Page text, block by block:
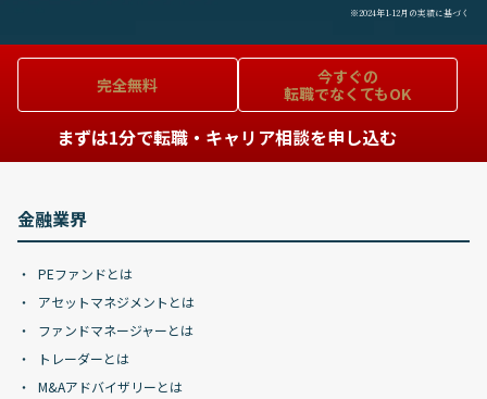
※2024年1-12月の実績に基づく
完全無料
今すぐの
転職でなくてもOK
まずは1分で転職・キャリア相談を申し込む
金融業界
PEファンドとは
アセットマネジメントとは
ファンドマネージャーとは
トレーダーとは
M&Aアドバイザリーとは